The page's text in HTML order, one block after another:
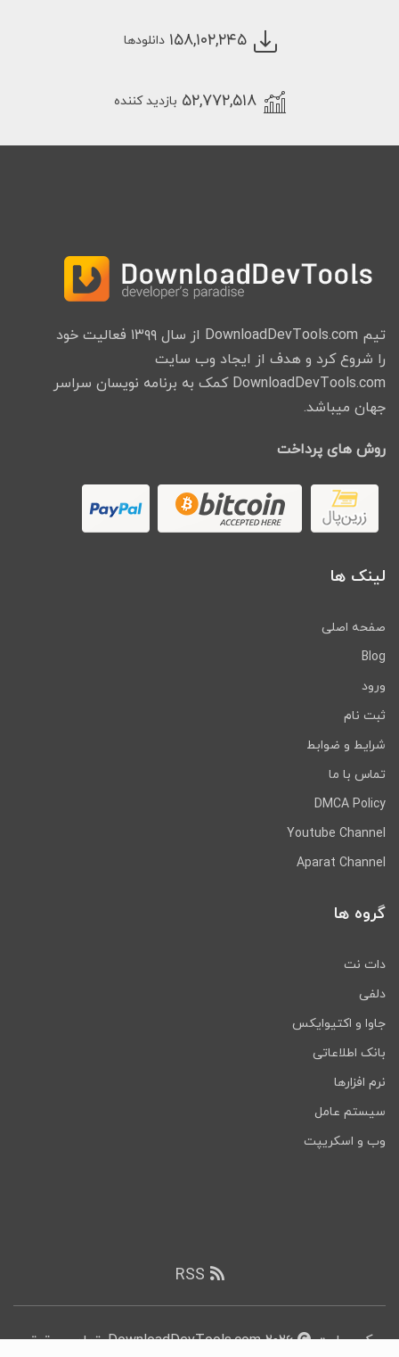
۱۵۸,۱۰۲,۲۴۵ دانلودها
۵۲,۷۷۲,۵۱۸ بازدید کننده
تیم DownloadDevTools.com از سال ۱۳۹۹ فعالیت خود
را شروع کرد و هدف از ایجاد وب سایت
DownloadDevTools.com کمک به برنامه نویسان سراسر
جهان میباشد.
روش های پرداخت
لینک ها
صفحه اصلی
Blog
ورود
ثبت نام
شرایط و ضوابط
تماس با ما
DMCA Policy
Youtube Channel
Aparat Channel
گروه ها
دات نت
دلفی
جاوا و اکتیوایکس
بانک اطلاعاتی
نرم افزارها
سیستم عامل
وب و اسکریپت
کپی رایت
۲۰۲۶ DownloadDevTools.com, تمامی حقوق